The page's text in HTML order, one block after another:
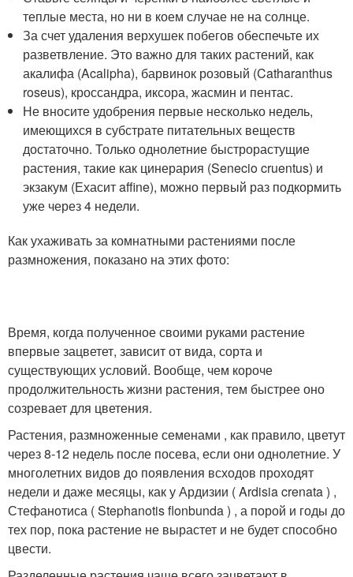
теплые места, но ни в коем случае не на солнце.
За счет удаления верхушек побегов обеспечьте их
разветвление. Это важно для таких растений, как
акалифа (Acalipha), барвинок розовый (Catharanthus
roseus), кроссандра, иксора, жасмин и пентас.
Не вносите удобрения первые несколько недель,
имеющихся в субстрате питательных веществ
достаточно. Только однолетние быстрорастущие
растения, такие как цинерария (Senecio cruentus) и
экзакум (Ехасит affine), можно первый раз подкормить
уже через 4 недели.
Как ухаживать за комнатными растениями после
размножения, показано на этих фото:
Время, когда полученное своими руками растение
впервые зацветет, зависит от вида, сорта и
существующих условий. Вообще, чем короче
продолжительность жизни растения, тем быстрее оно
созревает для цветения.
Растения, размноженные семенами , как правило, цветут
через 8-12 недель после посева, если они однолетние. У
многолетних видов до появления всходов проходят
недели и даже месяцы, как у Ардизии ( Ardisia crenata ) ,
Стефанотиса ( Stephanotis flonbunda ) , а порой и годы до
тех пор, пока растение не вырастет и не будет способно
цвести.